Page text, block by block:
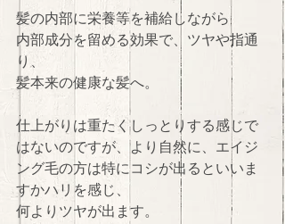
髪の内部に栄養等を補給しながら
内部成分を留める効果で、ツヤや指通
り、
髪本来の健康な髪へ。
仕上がりは重たくしっとりする感じで
はないのですが、より自然に、エイジ
ング毛の方は特にコシが出るといいま
すかハリを感じ、
何よりツヤが出ます。